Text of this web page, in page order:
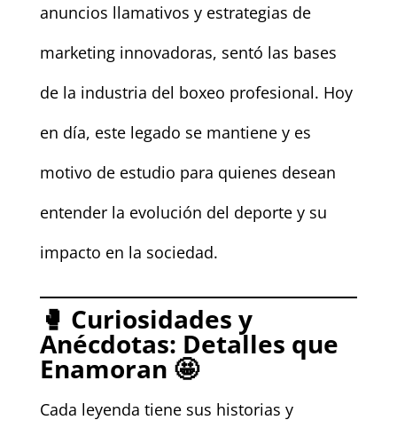
anuncios llamativos y estrategias de
marketing innovadoras, sentó las bases
de la industria del boxeo profesional. Hoy
en día, este legado se mantiene y es
motivo de estudio para quienes desean
entender la evolución del deporte y su
impacto en la sociedad.
🥊 Curiosidades y
Anécdotas: Detalles que
Enamoran 🤩
Cada leyenda tiene sus historias y